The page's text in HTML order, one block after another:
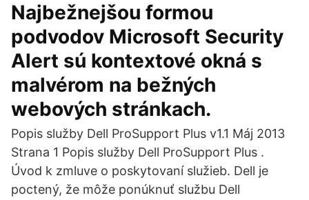
Najbežnejšou formou
podvodov Microsoft Security
Alert sú kontextové okná s
malvérom na bežných
webových stránkach.
Popis služby Dell ProSupport Plus v1.1 Máj 2013
Strana 1 Popis služby Dell ProSupport Plus .
Úvod k zmluve o poskytovaní služieb. Dell je
poctený, že môže ponúknuť službu Dell